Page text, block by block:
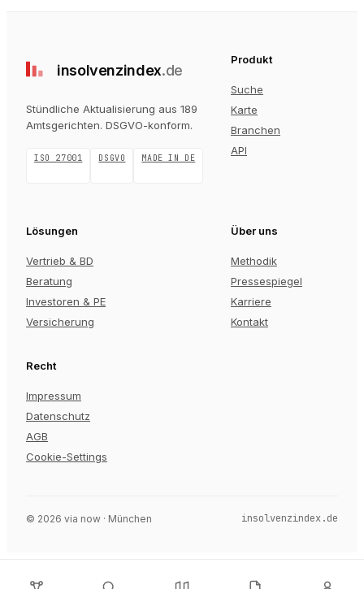
insolvenzindex.de
Stündliche Aktualisierung aus 189
Amtsgerichten. DSGVO-konform.
ISO 27001 DSGVO MADE IN DE
Produkt
Suche
Karte
Branchen
API
Lösungen
Vertrieb & BD
Beratung
Investoren & PE
Versicherung
Über uns
Methodik
Pressespiegel
Karriere
Kontakt
Recht
Impressum
Datenschutz
AGB
Cookie-Settings
© 2026 via now · München insolvenzindex.de